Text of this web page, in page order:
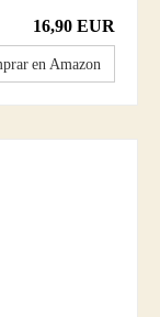
16,90 EUR
en Amazon